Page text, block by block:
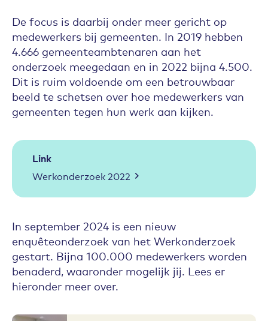
De focus is daarbij onder meer gericht op
medewerkers bij gemeenten. In 2019 hebben
4.666 gemeenteambtenaren aan het
onderzoek meegedaan en in 2022 bijna 4.500.
Dit is ruim voldoende om een betrouwbaar
beeld te schetsen over hoe medewerkers van
gemeenten tegen hun werk aan kijken.
Link
Werkonderzoek 2022
In september 2024 is een nieuw
enquêteonderzoek van het Werkonderzoek
gestart. Bijna 100.000 medewerkers worden
benaderd, waaronder mogelijk jij. Lees er
hieronder meer over.